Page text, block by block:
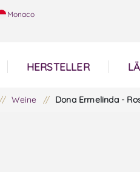
Monaco
HERSTELLER
/ Weine / Dona Ermelinda -